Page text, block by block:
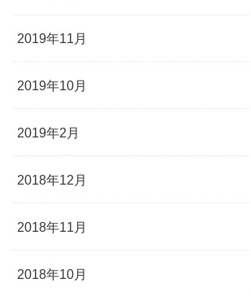
2019年11月
2019年10月
2019年2月
2018年12月
2018年11月
2018年10月